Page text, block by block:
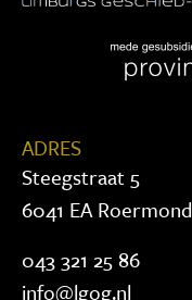
ADRES
Steegstraat 5
6041 EA Roermond
043 321 25 86
info@lgog.nl